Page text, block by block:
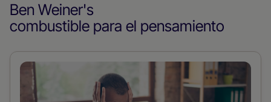
Ben Weiner's
combustible para el pensamiento
Leer
más